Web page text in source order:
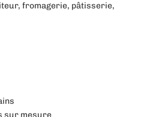
fromagerie, pâtisserie,
sur mesure